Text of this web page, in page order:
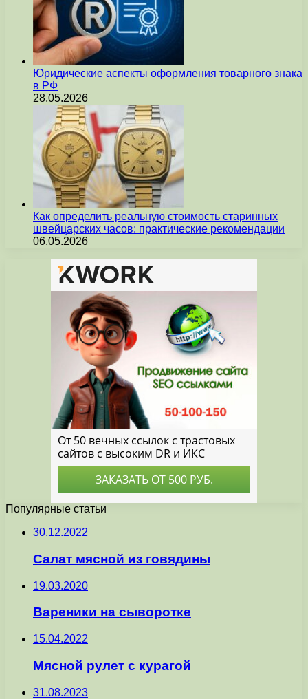
Юридические аспекты оформления товарного знака
в РФ
28.05.2026
Как определить реальную стоимость старинных
швейцарских часов: практические рекомендации
06.05.2026
Популярные статьи
30.12.2022
Салат мясной из говядины
19.03.2020
Вареники на сыворотке
15.04.2022
Мясной рулет с курагой
31.08.2023